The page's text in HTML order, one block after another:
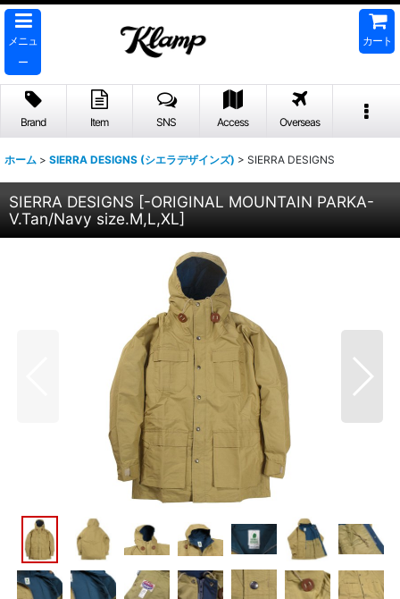
メニュ
ー
カート
Brand Item SNS Access Overseas
ホーム > SIERRA DESIGNS (シエラデザインズ) > SIERRA DESIGNS
SIERRA DESIGNS [-ORIGINAL MOUNTAIN PARKA-
V.Tan/Navy size.M,L,XL]